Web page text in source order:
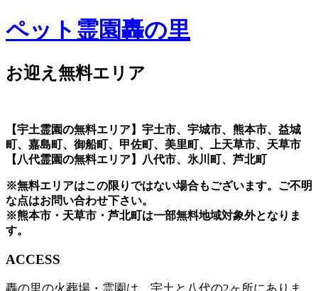
ペット霊園轟の里
お迎え無料エリア
【宇土霊園の無料エリア】宇土市、宇城市、熊本市、益城
町、嘉島町、御船町、甲佐町、美里町、上天草市、天草市
【八代霊園の無料エリア】八代市、氷川町、芦北町
※無料エリアはこの限りではない場合もございます。ご不明
な点はお問い合わせ下さい。
※熊本市・天草市・芦北町は一部無料地域対象外となりま
す。
ACCESS